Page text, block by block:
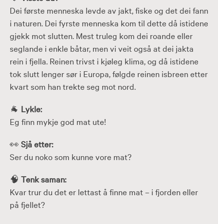
Dei første menneska levde av jakt, fiske og det dei fann
i naturen. Dei fyrste menneska kom til dette då istidene
gjekk mot slutten. Mest truleg kom dei roande eller
seglande i enkle båtar, men vi veit også at dei jakta
rein i fjella. Reinen trivst i kjøleg klima, og då istidene
tok slutt lenger sør i Europa, følgde reinen isbreen etter
kvart som han trekte seg mot nord.
🐐 Lykle:
Eg finn mykje god mat ute!
👀 Sjå etter:
Ser du noko som kunne vore mat?
🧠 Tenk saman:
Kvar trur du det er lettast å finne mat – i fjorden eller
på fjellet?